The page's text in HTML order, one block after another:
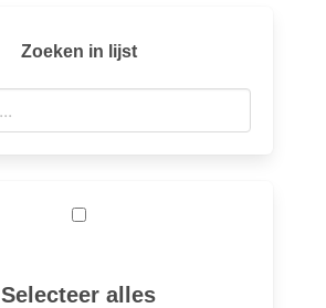
Zoeken in lijst
Selecteer alles